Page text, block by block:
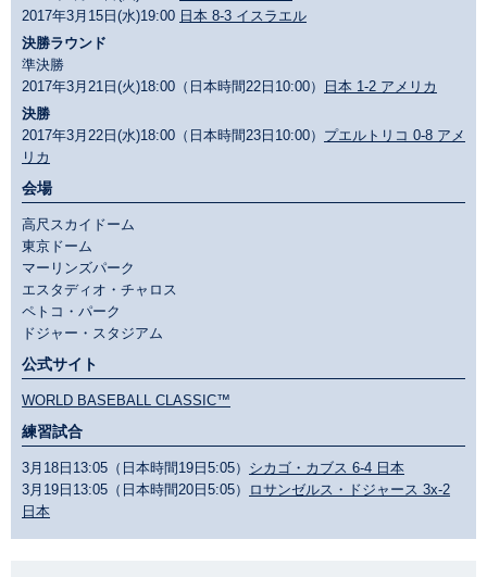
2017年3月15日(水)19:00 日本 8-3 イスラエル
決勝ラウンド
準決勝
2017年3月21日(火)18:00（日本時間22日10:00）
日本 1-2 アメリカ
決勝
2017年3月22日(水)18:00（日本時間23日10:00） プエルトリコ 0-8 アメ
リカ
会場
高尺スカイドーム
東京ドーム
マーリンズパーク
エスタディオ・チャロス
ペトコ・パーク
ドジャー・スタジアム
公式サイト
WORLD BASEBALL CLASSIC™
練習試合
3月18日13:05（日本時間19日5:05） シカゴ・カブス 6-4 日本
3月19日13:05（日本時間20日5:05）
ロサンゼルス・ドジャース 3x-2
日本